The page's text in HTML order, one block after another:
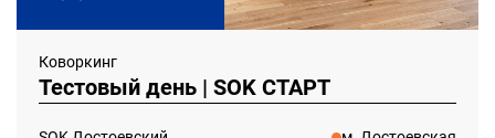
Коворкинг
Тестовый день | SOK СТАРТ